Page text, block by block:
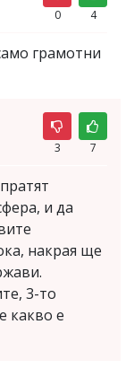
0 4
грамотни
3 7
и да
накрая ще
3-то
какво е